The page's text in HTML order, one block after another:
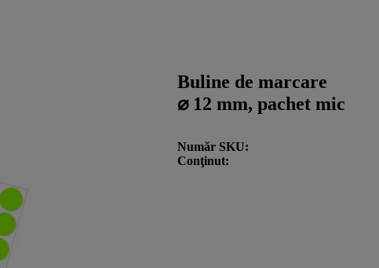
Buline de marcare
⌀ 12 mm, pachet mic
Număr SKU
Conţinut